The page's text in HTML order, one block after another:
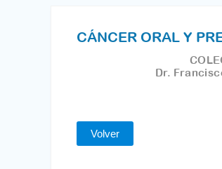
CÁNCER ORAL Y
Dr.
Volver